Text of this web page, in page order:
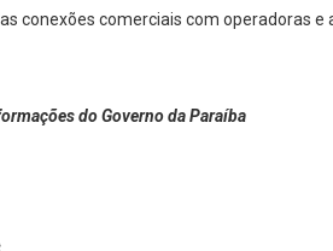
conexões comerciais com operadoras e
do Governo da Paraíba